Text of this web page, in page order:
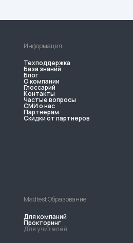
Информация
Madtest Образование
Для компаний
Прокторинг
Для учителей
Техподдержка
База знаний
Блог
О компании
Глоссарий
Контакты
Частые вопросы
СМИ о нас
Партнерам
Скидки от партнеров